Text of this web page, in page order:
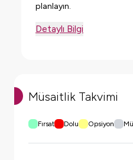
planlayın.
Detaylı Bilgi
Müsaitlik Takvimi
Fırsat Dolu Opsiyon